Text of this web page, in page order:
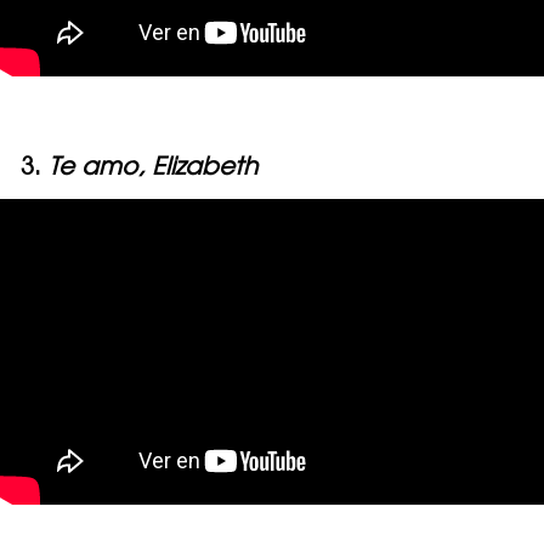
3. Te amo, Elizabeth